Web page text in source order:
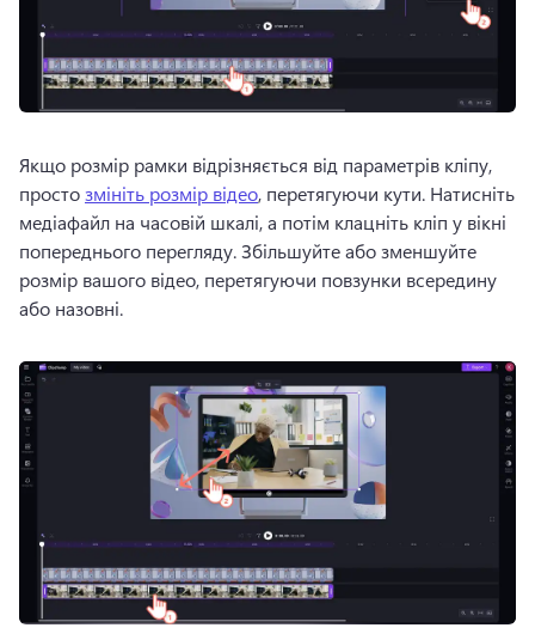
Якщо розмір рамки відрізняється від параметрів кліпу,
просто змініть розмір відео, перетягуючи кути. Натисніть
медіафайл на часовій шкалі, а потім клацніть кліп у вікні
попереднього перегляду. Збільшуйте або зменшуйте
розмір вашого відео, перетягуючи повзунки всередину
або назовні.